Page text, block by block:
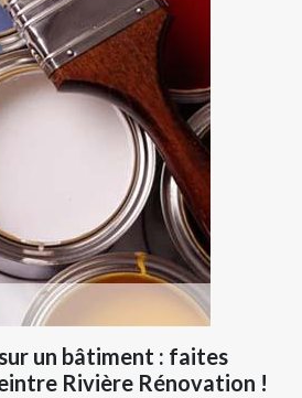
un bâtiment : faites
Rivière Rénovation !